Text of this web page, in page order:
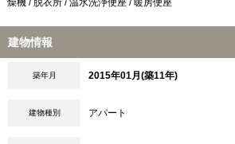
燥機 / 脱衣所 / 温水洗浄便座 / 暖房便座
建物情報
築年月 2015年01月(築11年)
建物種別 アパート